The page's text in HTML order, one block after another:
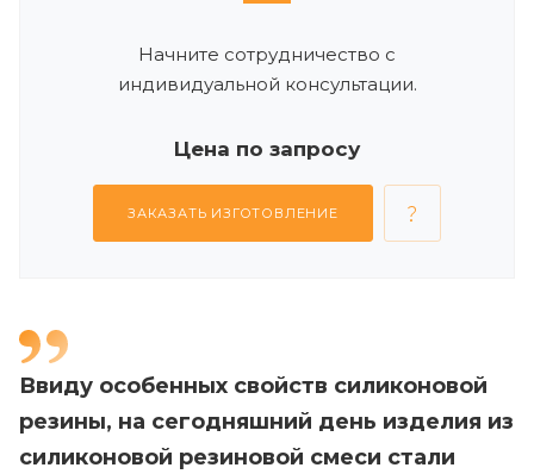
Начните сотрудничество с
индивидуальной консультации.
Цена по запросу
ЗАКАЗАТЬ ИЗГОТОВЛЕНИЕ
Ввиду особенных свойств силиконовой
резины, на сегодняшний день изделия из
силиконовой резиновой смеси стали